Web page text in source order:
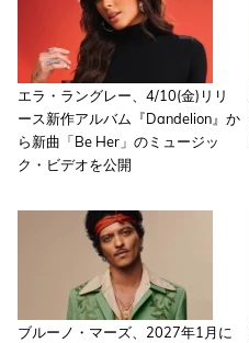
エラ・ラングレー、4/10(金)リリ
ース新作アルバム『Dandelion』か
ら新曲「Be Her」のミュージッ
ク・ビデオを公開
ブルーノ・マーズ、2027年1月に